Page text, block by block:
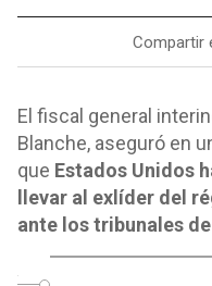
Compartir
El fiscal general
Blanche, aseguró en
que Estados Unidos
llevar al exlíder del
ante los tribunales